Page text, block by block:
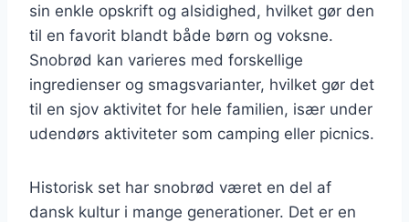
sin enkle opskrift og alsidighed, hvilket gør den
til en favorit blandt både børn og voksne.
Snobrød kan varieres med forskellige
ingredienser og smagsvarianter, hvilket gør det
til en sjov aktivitet for hele familien, især under
udendørs aktiviteter som camping eller picnics.
Historisk set har snobrød været en del af
dansk kultur i mange generationer. Det er en